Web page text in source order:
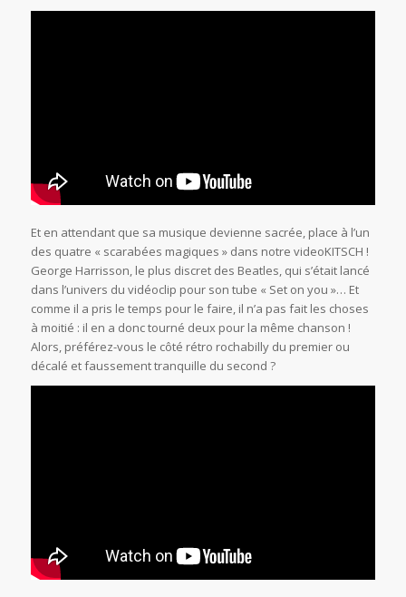
Et en attendant que sa musique devienne sacrée, place à l’un
des quatre « scarabées magiques » dans notre videoKITSCH !
George Harrisson, le plus discret des Beatles, qui s’était lancé
dans l’univers du vidéoclip pour son tube « Set on you »… Et
comme il a pris le temps pour le faire, il n’a pas fait les choses
à moitié : il en a donc tourné deux pour la même chanson !
Alors, préférez-vous le côté rétro rochabilly du premier ou
décalé et faussement tranquille du second ?